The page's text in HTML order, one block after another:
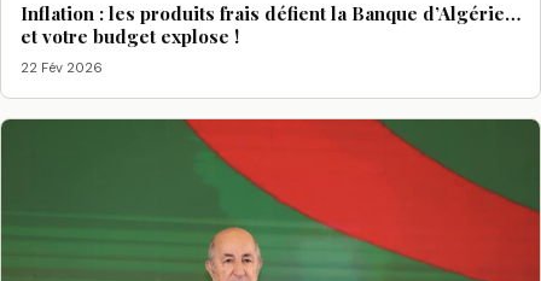
Inflation : les produits frais défient la Banque d’Algérie…
et votre budget explose !
22 Fév 2026